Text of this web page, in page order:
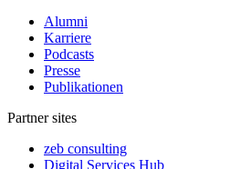
Alumni
Karriere
Podcasts
Presse
Publikationen
Partner sites
zeb consulting
Digital Services Hub